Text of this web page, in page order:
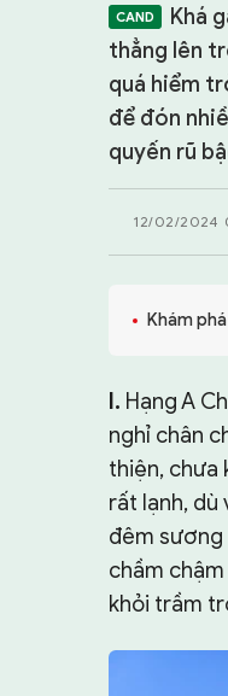
Khá
thẳng lên
quá hiểm
để đón
quyến rũ
12/02/2024
Khám
I. Hạng A
nghỉ chân
thiện, chưa
rất lạnh, dù
đêm sương
chầm
khỏi trầm